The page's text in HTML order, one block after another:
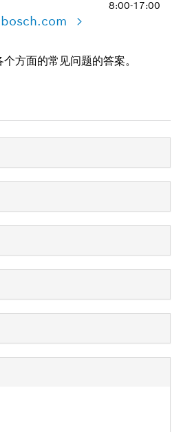
8:00-17:00
方面的常见问题的答案。